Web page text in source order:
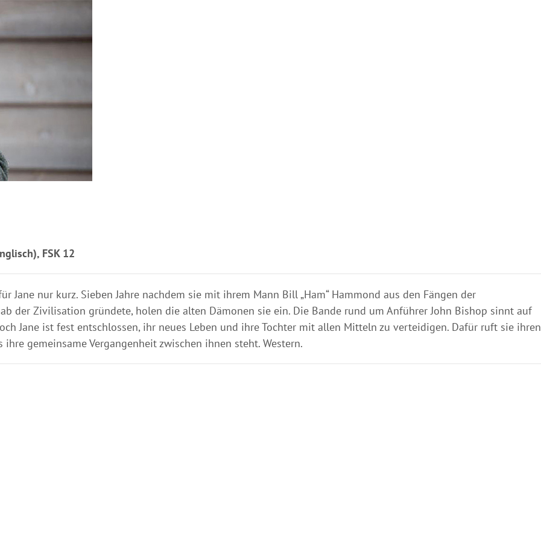
FSK 12
Jane nur kurz. Sieben Jahre nachdem sie mit ihrem Mann Bill „Ham“ Hammond aus den Fängen der
der Zivilisation gründete, holen die alten Dämonen sie ein. Die Bande rund um Anführer John Bishop sinnt auf
Jane ist fest entschlossen, ihr neues Leben und ihre Tochter mit allen Mitteln zu verteidigen. Dafür ruft sie ihren
gemeinsame Vergangenheit zwischen ihnen steht. Western.